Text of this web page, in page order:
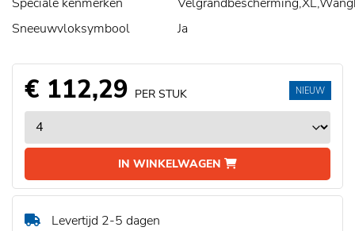
Sneeuwvloksymbool
Ja
€ 112,29 PER STUK
IN WINKELWAGEN
NIEUW
Levertijd 2-5 dagen